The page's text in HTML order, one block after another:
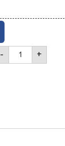
-سوسیس
کن
+